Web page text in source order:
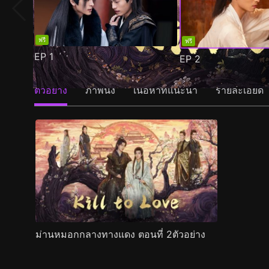
ฟรี
EP1
ฟรี
EP2
ตัวอย่าง ภาพนิ่ง เนื้อหาที่แนะนำ รายละเอียด
ม่านหมอกกลางทางแดง ตอนที่ 2ตัวอย่าง